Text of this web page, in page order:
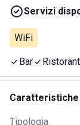
Servizi
WiFi
Bar
Caratteristiche
Tipologia